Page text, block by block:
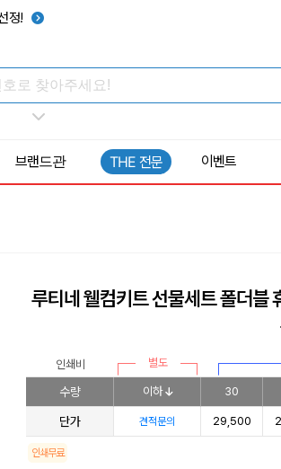
정!
백
브랜드관 THE 전문 이벤트
루티네 웰컴키트 선물세트 폴더블
인쇄비 별도
수량 이하 30
단가 견적문의 29,500
인쇄무료